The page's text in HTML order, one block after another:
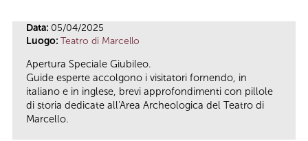
Data: 05/04/2025
Luogo: Teatro di Marcello
Apertura Speciale Giubileo.
Guide esperte accolgono i visitatori fornendo, in
italiano e in inglese, brevi approfondimenti con pillole
di storia dedicate all'Area Archeologica del Teatro di
Marcello.